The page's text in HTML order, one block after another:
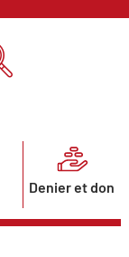
Denier et don